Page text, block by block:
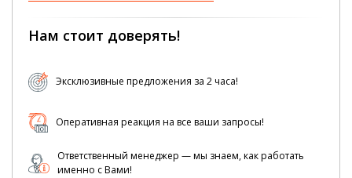
Нам стоит доверять!
Эксклюзивные предложения за 2 часа!
Оперативная реакция на все ваши запросы!
Ответственный менеджер — мы знаем, как работать
именно с Вами!